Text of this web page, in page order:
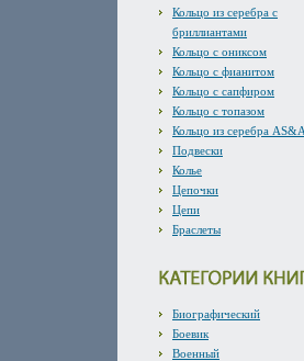
Кольцо из серебра с
бриллиантами
Кольцо с ониксом
Кольцо с фианитом
Кольцо с сапфиром
Кольцо с топазом
Кольцо из серебра
Подвески
Колье
Цепочки
Цепи
Браслеты
Биографический
Боевик
Военный